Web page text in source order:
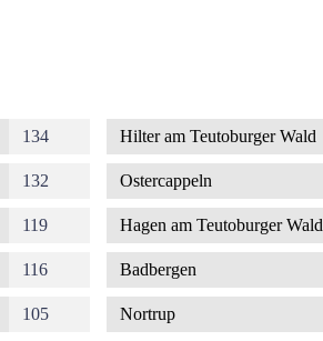
134
132
119
116
105
Hilter am Teutoburger Wald
Ostercappeln
Hagen am Teutoburger Wald
Badbergen
Nortrup